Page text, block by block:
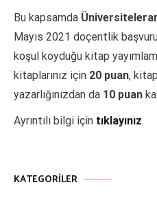
Bu kapsamda
Mayıs 2021 doçentlik
koşul koyduğu kitap
kitaplarınız için 20 puan,
yazarlığınızdan da 10 puan
Ayrıntılı bilgi için tıklayınız.
KATEGORILER